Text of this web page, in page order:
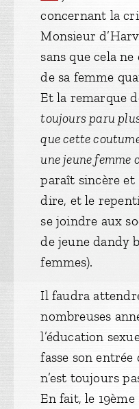
concernant la
Monsieur
sans que cela
de sa femme
Et la remarque
toujours paru
que cette
une jeune femme
paraît sincère et
dire, et le
se joindre aux
de jeune dandy
femmes).
Il faudra
nombreuses
l’éducation
fasse son entrée
n’est toujours
En fait, le